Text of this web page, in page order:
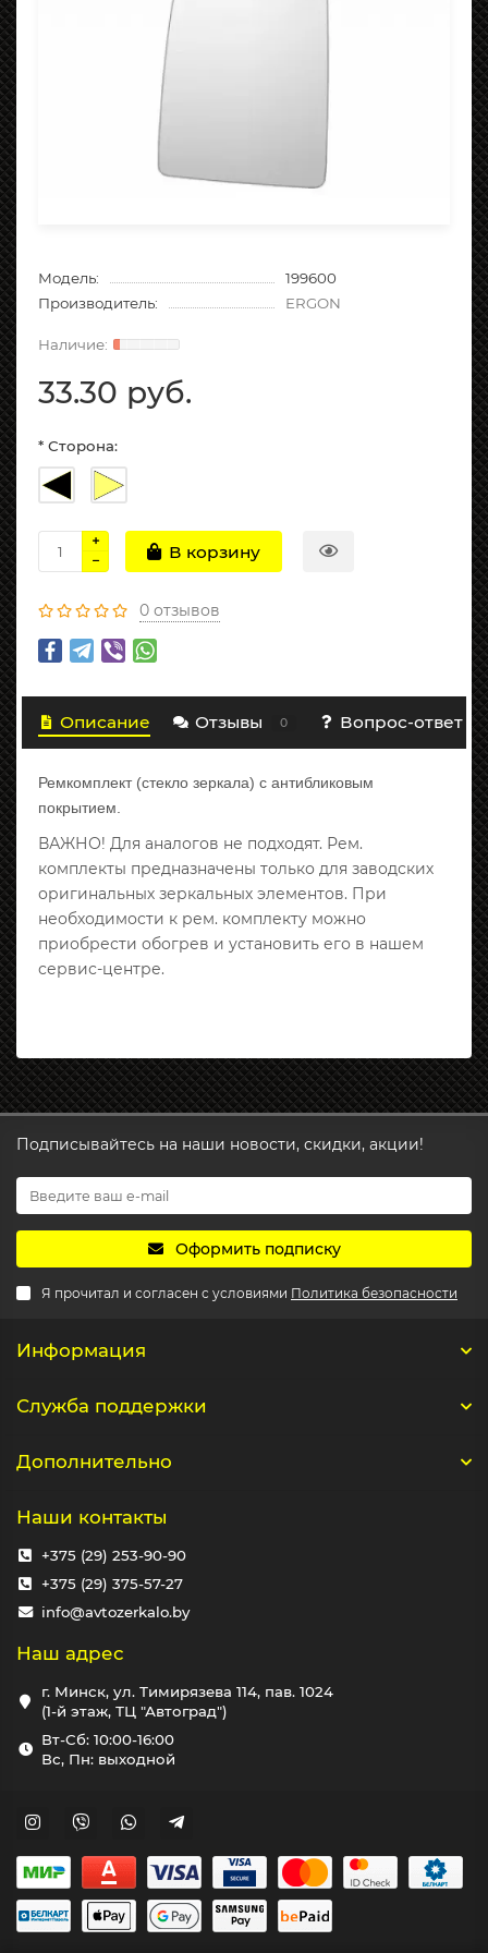
Модель:
199600
Производитель:
ERGON
33.30 руб.
* Сторона:
В корзину
0 отзывов
Описание Отзывы 0 Вопрос-ответ 0
Ремкомплект (стекло зеркала) с антибликовым
покрытием.
ВАЖНО! Для аналогов не подходят. Рем.
комплекты предназначены только для заводских
оригинальных зеркальных элементов. При
необходимости к рем. комплекту можно
приобрести обогрев и установить его в нашем
сервис-центре.
Подписывайтесь на наши новости, скидки, акции!
Оформить подписку
Я прочитал и согласен с условиями Политика безопасности
Информация
Служба поддержки
Дополнительно
Наши контакты
+375 (29) 253-90-90
+375 (29) 375-57-27
info@avtozerkalo.by
Наш адрес
г. Минск, ул. Тимирязева 114, пав. 1024
(1-й этаж, ТЦ "Автоград")
Вт-Сб: 10:00-16:00
Вс, Пн: выходной